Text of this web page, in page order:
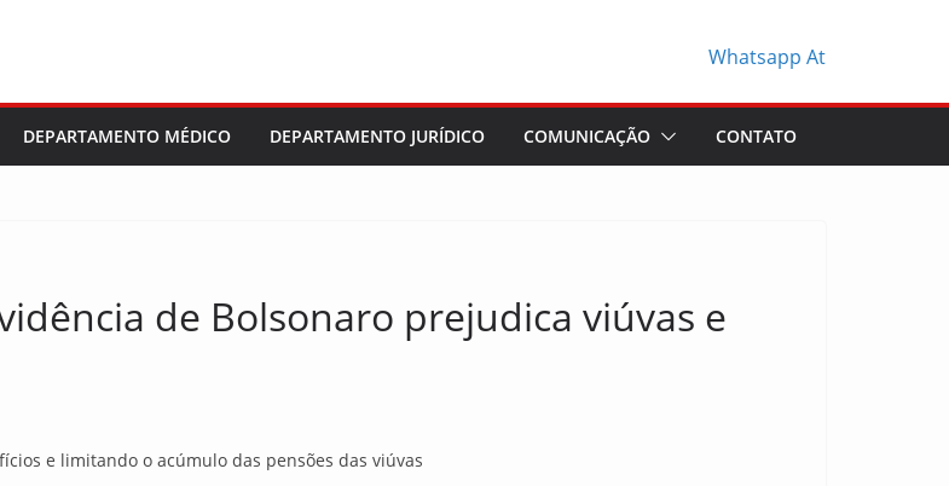
Whatsapp At
DEPARTAMENTO MÉDICO DEPARTAMENTO JURÍDICO COMUNICAÇÃO CONTATO
de Bolsonaro prejudica viúvas e
e limitando o acúmulo das pensões das viúvas